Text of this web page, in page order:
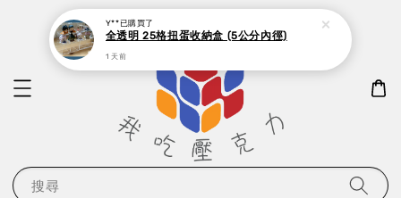
搜尋
Y**已購買了
全透明 25格扭蛋收納盒 (5公分內徑)
1 天前